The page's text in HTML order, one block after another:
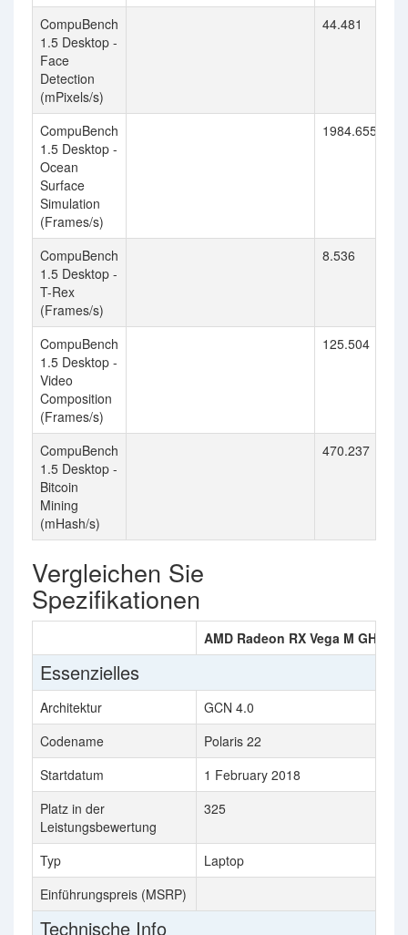
CompuBench
1.5 Desktop -
Face
Detection
(mPixels/s)
44.481
CompuBench
1.5 Desktop -
Ocean
Surface
Simulation
(Frames/s)
1984.655
CompuBench
1.5 Desktop -
T-Rex
(Frames/s)
8.536
CompuBench
1.5 Desktop -
Video
Composition
(Frames/s)
125.504
CompuBench
1.5 Desktop -
Bitcoin
Mining
(mHash/s)
470.237
Vergleichen Sie
Spezifikationen
AMD Radeon RX Vega M GH
Essenzielles
Architektur GCN 4.0
Codename
Polaris 22
Startdatum
1 February 2018
Platz in der
Leistungsbewertung
325
Typ Laptop
Einführungspreis (MSRP)
Technische Info